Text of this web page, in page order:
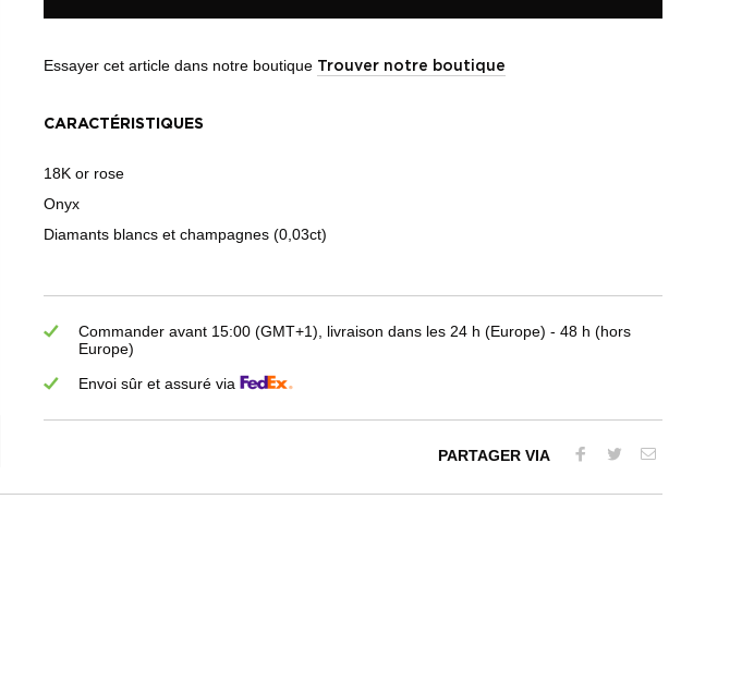
Essayer cet article dans notre boutique Trouver notre boutique
CARACTÉRISTIQUES
18K or rose
Onyx
Diamants blancs et champagnes (0,03ct)
Commander avant 15:00 (GMT+1), livraison dans les 24 h (Europe) - 48 h (hors
Europe)
Envoi sûr et assuré via
PARTAGER VIA